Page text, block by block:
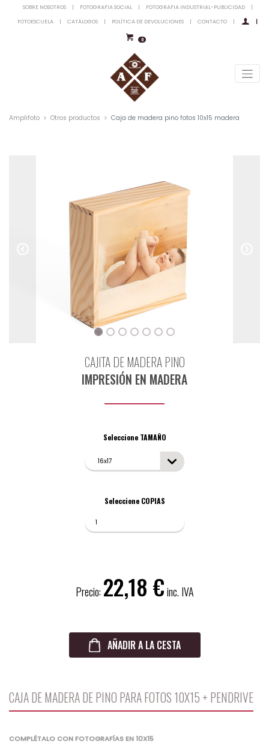
SOBRE NOSOTROS | FOTOGRAFIA SOCIAL | FOTOGRAFIA INDUSTRIAL-PUBLICIDAD
|
FOTOESCUELA
| CATÁLOGOS | POLÍTICA DE DEVOLUCIONES | CONTACTO | |
0
Amplifoto Otros productos Caja de madera pino fotos 10x15 madera
CAJITA DE MADERA PINO
IMPRESIÓN EN MADERA
Seleccione TAMAÑO
Seleccione COPIAS
CAJA DE MADERA DE PINO PARA FOTOS 10X15 + PENDRIVE
COMPLÉTALO CON FOTOGRAFÍAS EN 10X15
Precio: 22,18 inc. IVA
AÑADIR A LA CESTA